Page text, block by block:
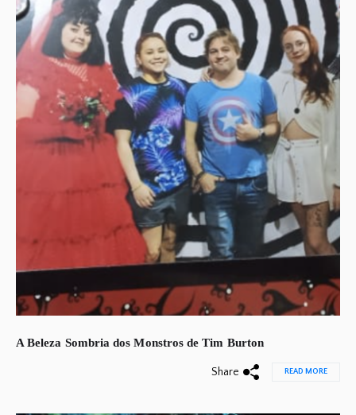
A Beleza Sombria dos Monstros de Tim Burton
Share READ MORE